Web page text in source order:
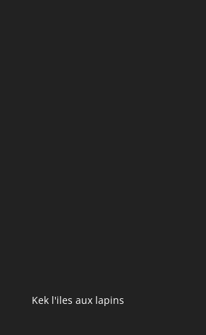
Kek l'iles aux lapins